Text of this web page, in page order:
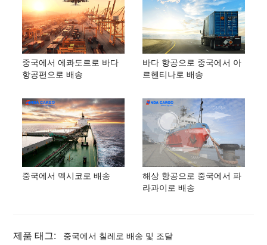
중국에서 에콰도르로 바다
항공편으로 배송
바다 항공으로 중국에서 아
르헨티나로 배송
중국에서 멕시코로 배송
해상 항공으로 중국에서 파
라과이로 배송
제품 태그:
중국에서 칠레로 배송 및 조달